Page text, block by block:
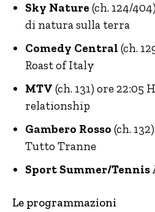
Sky Nature (ch. 124/
di natura sulla terra
Comedy Central (ch.
Roast of Italy
MTV (ch. 131) ore 22:05
relationship
Gambero Rosso (ch.
Tutto Tranne
Sport Summer/Tennis
Le programmazioni